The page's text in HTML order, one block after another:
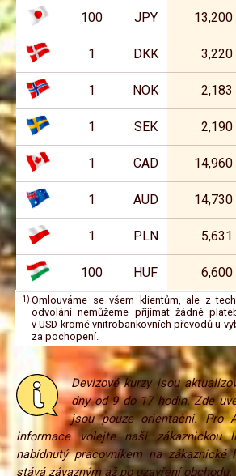
100 JPY 13,200
1 DKK 3,220
1 NOK 2,183
1 SEK 2,190
1 CAD 14,960
1 AUD 14,730
1 PLN 5,631
100 HUF 6,600
Omlouváme se všem klientům, ale z
odvolání nemůžeme přijímat žádné
v USD kromě vnitrobankovních převodů u
za pochopení.
Devizové kurzy jsou
dny od 9 do 17 hodin. Zde
jsou pouze orientační. Pro
informace volejte naši zákaznickou
nabídnutý pracovníkem na
stává závazným až po uzavření obchodu.